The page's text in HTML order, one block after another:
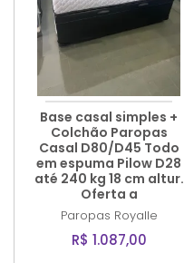
Base casal simples +
Colchão Paropas
Casal D80/D45 Todo
em espuma Pilow D28
até 240 kg 18 cm altur.
Oferta a
Paropas Royalle
R$ 1.087,00